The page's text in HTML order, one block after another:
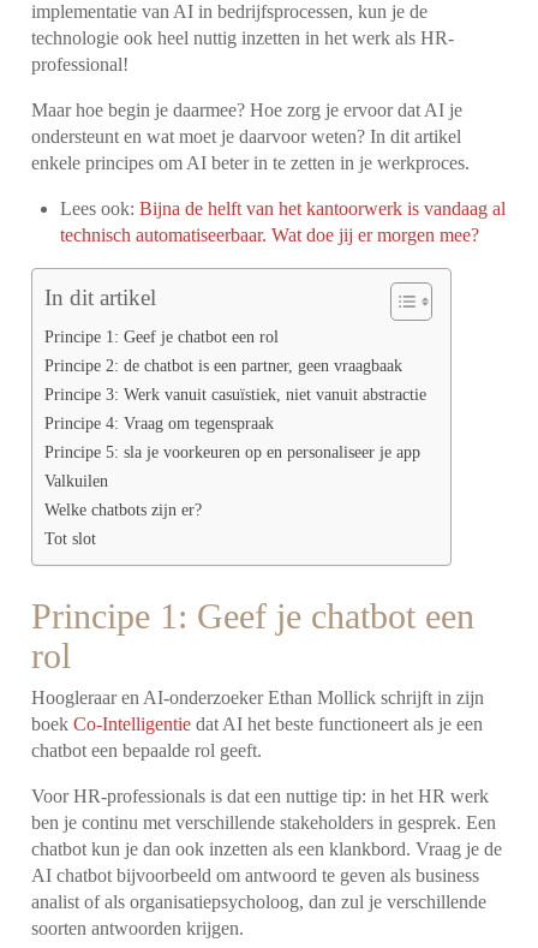
implementatie van AI in bedrijfsprocessen, kun je de
technologie ook heel nuttig inzetten in het werk als HR-
professional!
Maar hoe begin je daarmee? Hoe zorg je ervoor dat AI je
ondersteunt en wat moet je daarvoor weten? In dit artikel
enkele principes om AI beter in te zetten in je werkproces.
Lees ook:Bijna de helft van het kantoorwerk is vandaag al
technisch automatiseerbaar. Wat doe jij er morgen mee?
In dit artikel
Principe 1: Geef je chatbot een rol
Principe 2: de chatbot is een partner, geen vraagbaak
Principe 3: Werk vanuit casuïstiek, niet vanuit abstractie
Principe 4: Vraag om tegenspraak
Principe 5: sla je voorkeuren op en personaliseer je app
Valkuilen
Welke chatbots zijn er?
Tot slot
Principe 1: Geef je chatbot een
rol
Hoogleraar en AI-onderzoeker Ethan Mollick schrijft in zijn
boekCo-Intelligentie dat AI het beste functioneert als je een
chatbot een bepaalde rol geeft.
Voor HR-professionals is dat een nuttige tip: in het HR werk
ben je continu met verschillende stakeholders in gesprek. Een
chatbot kun je dan ook inzetten als een klankbord. Vraag je de
AI chatbot bijvoorbeeld om antwoord te geven als business
analist of als organisatiepsycholoog, dan zul je verschillende
soorten antwoorden krijgen.